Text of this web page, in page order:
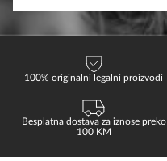
100% originalni legalni proizvodi
Besplatna dostava za iznose preko
100 KM